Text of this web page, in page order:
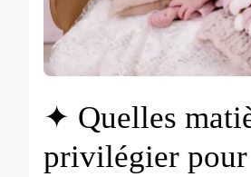
✦ Quelles
privilégier pour